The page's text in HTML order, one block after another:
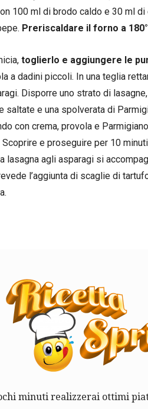
100 ml di brodo caldo e 30 ml di
Preriscaldare il forno a
toglierlo e aggiungere le
a dadini piccoli. In una teglia
Disporre uno strato di
saltate e una spolverata di
con crema, provola e
Scoprire e proseguire per 10
lasagna agli asparagi si
l’aggiunta di scaglie di
minuti realizzerai ottimi